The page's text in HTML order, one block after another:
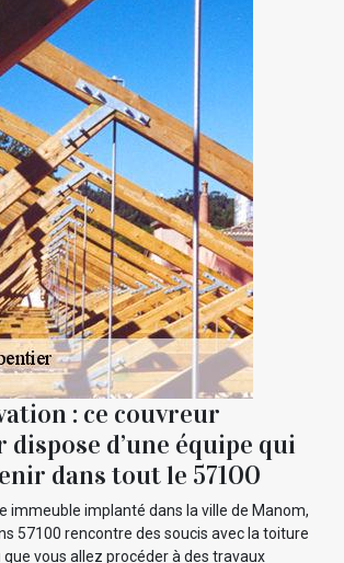
: ce couvreur
d’une équipe qui
dans tout le 57100
immeuble implanté dans la ville de Manom,
57100 rencontre des soucis avec la toiture
vous allez procéder à des travaux